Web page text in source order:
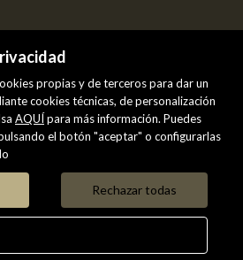
propias y de terceros para dar un
cookies técnicas, de personalización
AQUÍ para más información. Puedes
el botón "aceptar" o configurarlas
Rechazar todas